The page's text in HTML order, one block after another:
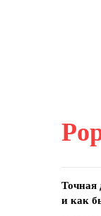
Точная
и как